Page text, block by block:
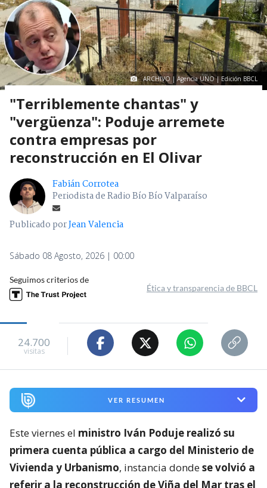
ARCHIVO | Agencia UNO | Edición BBCL
"Terriblemente chantas" y
"vergüenza": Poduje arremete
contra empresas por
reconstrucción en El Olivar
Fabián Corrotea
Periodista de Radio Bío Bío Valparaíso
Publicado porJean Valencia
Sábado 08 Agosto, 2026 | 00:00
Seguimos criterios de
Ética y transparencia de BBCL
24.700
visitas
VER RESUMEN
Este viernes el ministro Iván Poduje realizó su
primera cuenta pública a cargo del Ministerio de
Vivienda y Urbanismo, instancia dondese volvió a
referir a la reconstrucción de Viña del Mar tras el